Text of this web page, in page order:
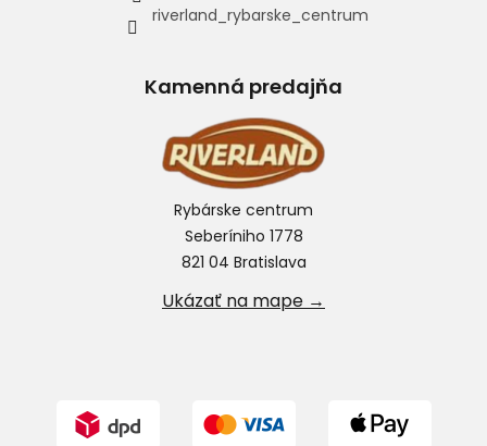
riverland_rybarske_centrum
Kamenná predajňa
Rybárske centrum
Seberíniho 1778
821 04 Bratislava
Ukázať na mape →